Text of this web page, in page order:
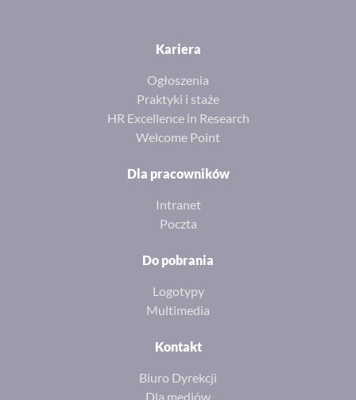
Kariera
Ogłoszenia
Praktyki i staże
HR Excellence in Research
Welcome Point
Dla pracowników
Intranet
Poczta
Do pobrania
Logotypy
Multimedia
Kontakt
Biuro Dyrekcji
Dla mediów